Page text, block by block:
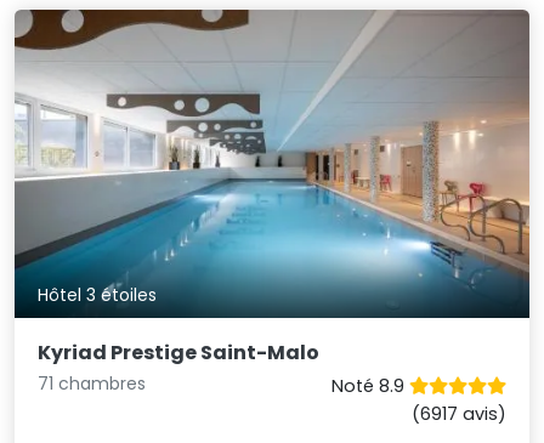
Hôtel 3 étoiles
Kyriad Prestige Saint-Malo
71 chambres
Noté 8.9
(6917 avis)